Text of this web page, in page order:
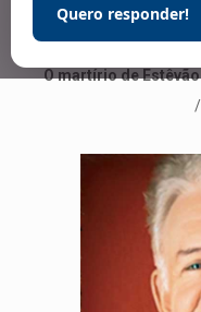
Quero responder!
O martírio de Estêvão